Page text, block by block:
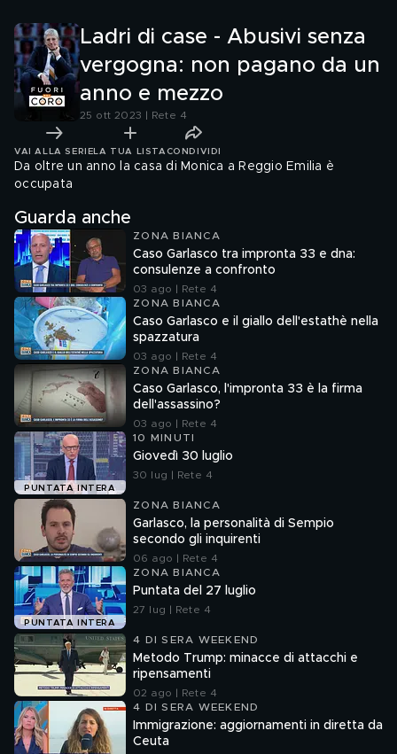
Ladri di case - Abusivi senza
vergogna: non pagano da un
anno e mezzo
25 ott 2023 | Rete 4
VAI ALLA SERIE LA TUA LISTA CONDIVIDI
Da oltre un anno la casa di Monica a Reggio Emilia è
occupata
Guarda anche
ZONA BIANCA
Caso Garlasco tra impronta 33 e dna:
consulenze a confronto
03 ago | Rete 4
ZONA BIANCA
Caso Garlasco e il giallo dell'estathè nella
spazzatura
03 ago | Rete 4
ZONA BIANCA
Caso Garlasco, l'impronta 33 è la firma
dell'assassino?
03 ago | Rete 4
PUNTATA INTERA
10 MINUTI
Giovedì 30 luglio
30 lug | Rete 4
ZONA BIANCA
Garlasco, la personalità di Sempio
secondo gli inquirenti
06 ago | Rete 4
PUNTATA INTERA
ZONA BIANCA
Puntata del 27 luglio
27 lug | Rete 4
4 DI SERA WEEKEND
Metodo Trump: minacce di attacchi e
ripensamenti
02 ago | Rete 4
4 DI SERA WEEKEND
Immigrazione: aggiornamenti in diretta da
Ceuta